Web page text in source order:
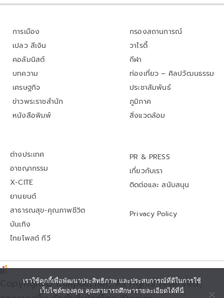
การเมือง
เปลว สีเงิน
คอลัมนิสต์
บทความ
เศรษฐกิจ
ข่าวพระราชสำนัก
หนังสือพิมพ์
กรองสถานการณ์
วาไรตี้
กีฬา
ท่องเที่ยว – ศิลปวัฒนธรรม
ประชาสัมพันธ์
ภูมิภาค
สิ่งแวดล้อม
ต่างประเทศ
อาชญากรรม
X-CITE
ยานยนต์
สาธารณสุข-คุณภาพชีวิต
บันเทิง
ไทยโพสต์ ทีวี
PR & PRESS
เกี่ยวกับเรา
ติดต่อและ สนับสนุน
Privacy Policy
Copyright© thaipost.net, All rights reserved.,
เราใช้คุกกี้เพื่อพัฒนาประสิทธิภาพ และประสบการณ์ที่ดีในการใช้
เว็บไซต์ของคุณ คุณสามารถศึกษารายละเอียดได้ที่นี่